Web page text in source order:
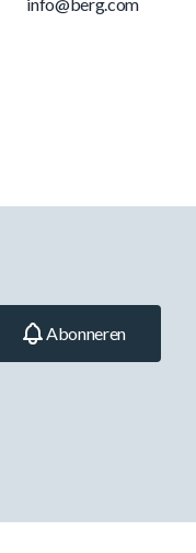
Abonneren